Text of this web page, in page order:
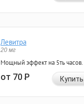
Левитра
20 мг
Мощный эффект на 5ть часов.
от 70Р Купить